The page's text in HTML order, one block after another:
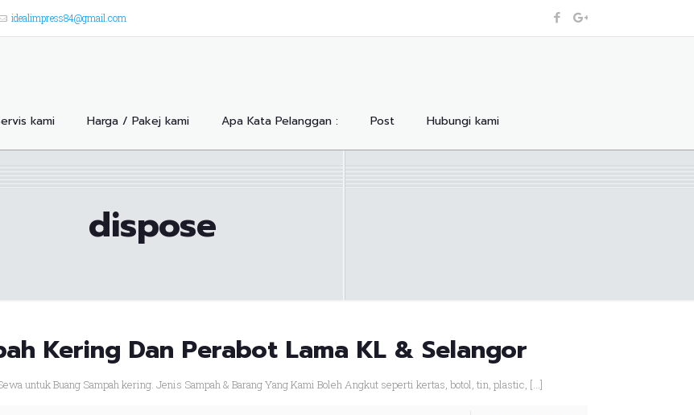
idealimpress84@gmail.com
kami Harga / Pakej kami Apa Kata Pelanggan : Post Hubungi kami
dispose
Kering Dan Perabot Lama KL & Selangor
untuk Buang Sampah kering. Jenis Sampah & Barang Yang Kami Boleh Angkut seperti kertas, botol, tin, plastic, […]